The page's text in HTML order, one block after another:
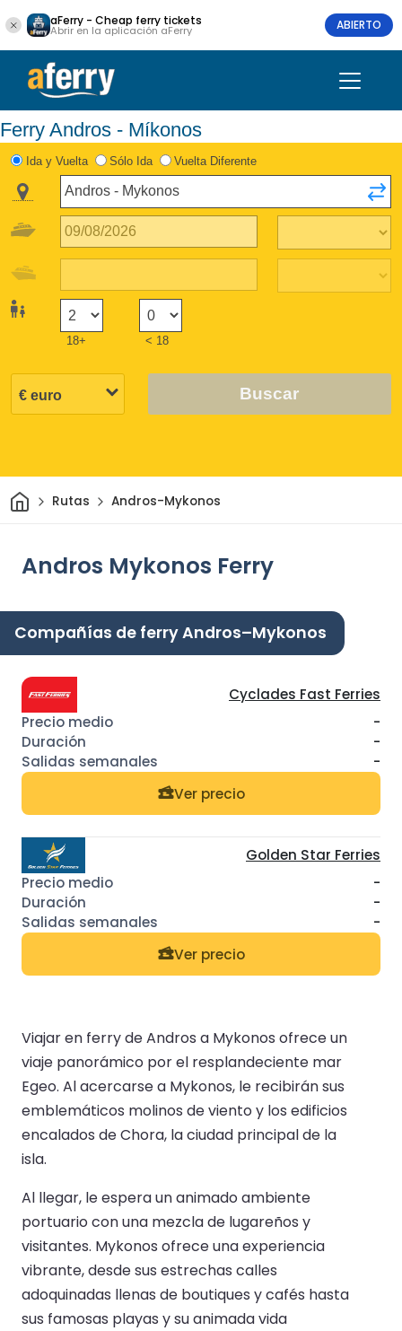
aFerry - Cheap ferry tickets
Abrir en la aplicación aFerry ABIERTO
Ferry Andros - Míkonos
Ida y Vuelta Sólo Ida Vuelta Diferente
18+ < 18
Buscar
InicioRutas Andros-Mykonos
Andros Mykonos Ferry
Compañías de ferry Andros–Mykonos
Cyclades Fast Ferries
-
-
-
Ver precio
Golden Star Ferries
-
-
-
Ver precio
Viajar en ferry de Andros a Mykonos ofrece un
viaje panorámico por el resplandeciente mar
Egeo. Al acercarse a Mykonos, le recibirán sus
emblemáticos molinos de viento y los edificios
encalados de Chora, la ciudad principal de la
isla.
Al llegar, le espera un animado ambiente
portuario con una mezcla de lugareños y
visitantes. Mykonos ofrece una experiencia
vibrante, desde sus estrechas calles
adoquinadas llenas de boutiques y cafés hasta
sus famosas playas y su animada vida